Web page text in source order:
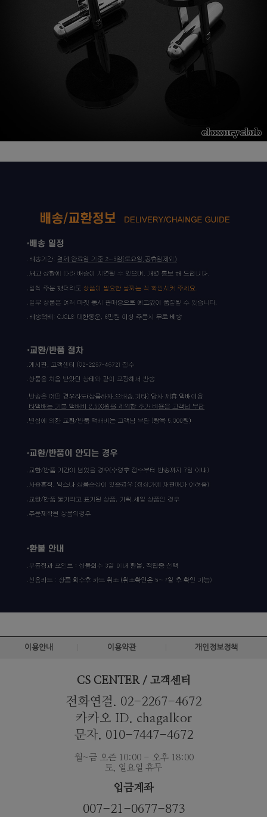
이용안내 이용약관 개인정보정책
CS CENTER / 고객센터
전화연결. 02-2267-4672
카카오 ID. chagalkor
문자. 010-7447-4672
월~금 오즌 10:00 - 오후 18:00
토, 일요일 휴무
입금계좌
007-21-0677-873